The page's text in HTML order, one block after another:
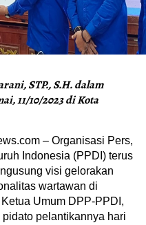
STP., S.H. dalam
11/10/2023 di Kota
– Organisasi Pers,
Indonesia (PPDI) terus
visi gelorakan
wartawan di
Umum DPP-PPDI,
pelantikannya hari